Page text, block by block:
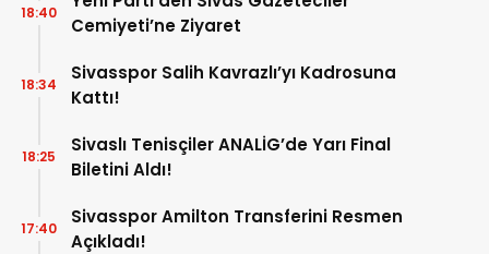
Cemiyeti’ne Ziyaret
18:40
Sivasspor Salih Kavrazlı’yı Kadrosuna
Kattı!
18:34
Sivaslı Tenisçiler ANALİG’de Yarı Final
Biletini Aldı!
18:25
Sivasspor Amilton Transferini Resmen
Açıkladı!
17:40